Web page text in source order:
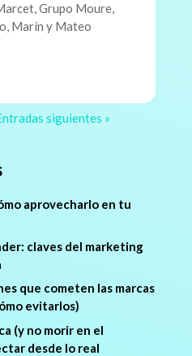
Grupo Moure,
Marín y Mateo
siguientes »
aprovecharlo en tu
claves del marketing
que cometen las marcas
evitarlos)
(y no morir en el
desde lo real